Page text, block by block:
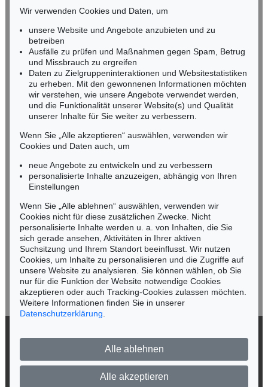
The Oval Office
, 1992
Ergebnis:€ 87.500
Ergebnis:
Auktion 605 - Lot 272
R. LICHTENSTEIN
Sweet Dreams, Baby!, 1965
Ergebnis:€ 77.400
Auktion 524 - Lot 69
R. LICHTENSTEIN
I love liberty, 1982
Ergebnis:€ 62.500
Auktion 503 - Lot 104
RHEINLAND-PFALZ
Miriam Heß
Tel.: +49 (0)62 21 58 80-038
Fax: +49 (0)62 21 58 80-595
infoheidelberg@kettererkunst.de
NORDDEUTSCHLAND
Nico Kassel, M.A.
Tel.: +49 (0)89 55244-164
Mobil: +49 (0)171 8618661
n.kassel@kettererkunst.de
Keine Auktion mehr verpassen!
Wir informieren Sie rechtzeitig.
Jetzt zum Newsletter anmelden >
Impressum
Wir verwenden Cookies und Daten, um
unsere Website und Angebote anzubieten und zu
betreiben
Ausfälle zu prüfen und Maßnahmen gegen Spam, Betrug
und Missbrauch zu ergreifen
Daten zu Zielgruppeninteraktionen und Websitestatistiken
zu erheben. Mit den gewonnenen Informationen möchten
wir verstehen, wie unsere Angebote verwendet werden,
und die Funktionalität unserer Website(s) und Qualität
unserer Inhalte für Sie weiter zu verbessern.
Wenn Sie „Alle akzeptieren“ auswählen, verwenden wir
Cookies und Daten auch, um
neue Angebote zu entwickeln und zu verbessern
personalisierte Inhalte anzuzeigen, abhängig von Ihren
Einstellungen
Wenn Sie „Alle ablehnen“ auswählen, verwenden wir
Cookies nicht für diese zusätzlichen Zwecke. Nicht
personalisierte Inhalte werden u. a. von Inhalten, die Sie
sich gerade ansehen, Aktivitäten in Ihrer aktiven
Suchsitzung und Ihrem Standort beeinflusst. Wir nutzen
Cookies, um Inhalte zu personalisieren und die Zugriffe auf
unsere Website zu analysieren. Sie können wählen, ob Sie
nur für die Funktion der Website notwendige Cookies
akzeptieren oder auch Tracking-Cookies zulassen möchten.
Weitere Informationen finden Sie in unserer
Datenschutzerklärung
Alle ablehnen
Alle akzeptieren